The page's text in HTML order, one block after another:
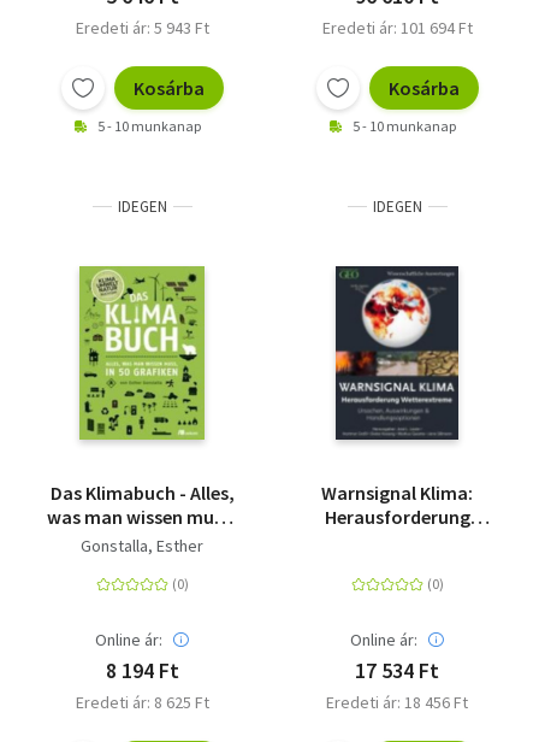
Eredeti ár: 5 943 Ft
Kosárba
5 - 10 munkanap
Eredeti ár: 101 694 Ft
Kosárba
5 - 10 munkanap
IDEGEN
Das Klimabuch - Alles,
was man wissen muss,
in 50 Grafiken
Gonstalla, Esther
Online ár:
8 194 Ft
Eredeti ár: 8 625 Ft
IDEGEN
Warnsignal Klima:
Herausforderung
Auswirkungen &
Online ár:
17 534 Ft
Eredeti ár: 18 456 Ft